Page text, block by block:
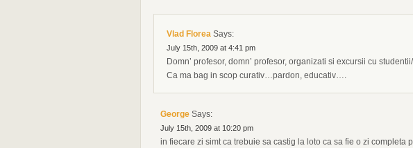
Vlad Florea Says:
July 15th, 2009 at 4:41 pm
Domn’ profesor, domn’ profesor, organizati si excursii cu
Ca ma bag in scop curativ…pardon, educativ….
George Says:
July 15th, 2009 at 10:20 pm
in fiecare zi simt ca trebuie sa castig la loto ca sa fie o zi